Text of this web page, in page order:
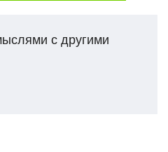
с другими